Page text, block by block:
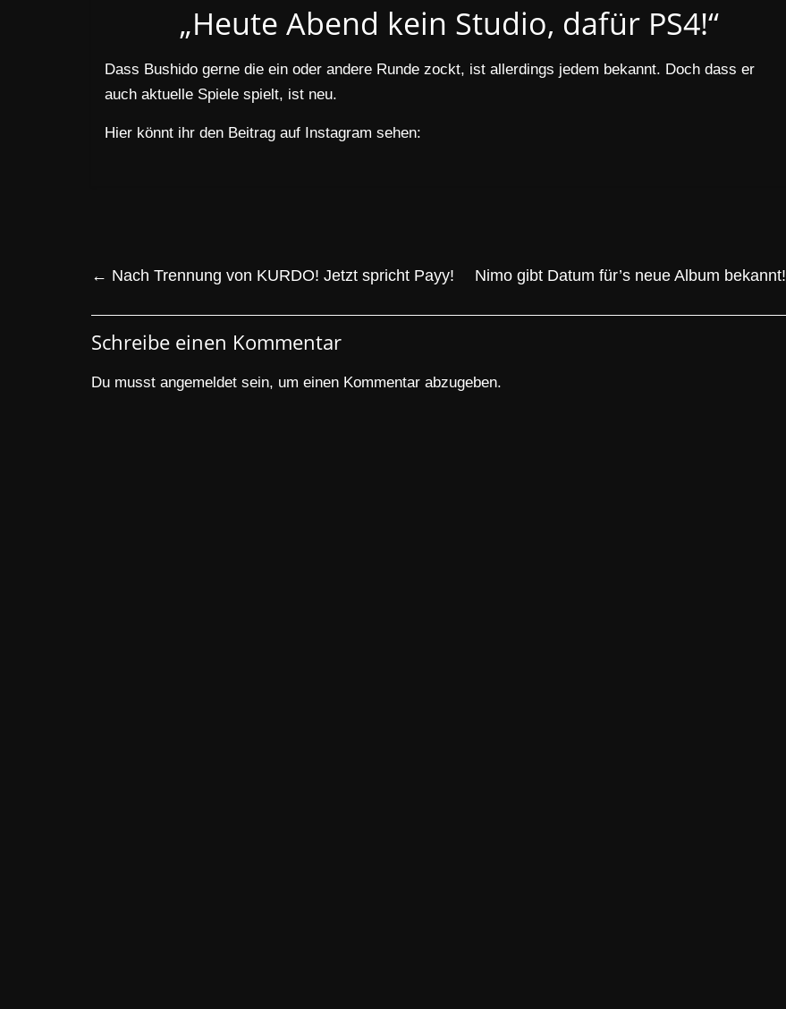
„Heute Abend kein Studio, dafür PS4!“
Dass Bushido gerne die ein oder andere Runde zockt, ist allerdings jedem bekannt. Doch dass er
auch aktuelle Spiele spielt, ist neu.
Hier könnt ihr den Beitrag auf Instagram sehen:
← Nach Trennung von KURDO! Jetzt spricht Payy! Nimo gibt Datum für’s neue Album bekannt!
Schreibe einen Kommentar
Du musst angemeldet sein, um einen Kommentar abzugeben.